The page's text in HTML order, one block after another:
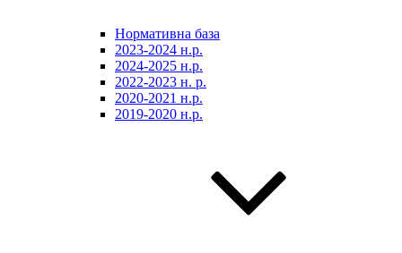
Нормативна база
2023-2024 н.р.
2024-2025 н.р.
2022-2023 н. р.
2020-2021 н.р.
2019-2020 н.р.